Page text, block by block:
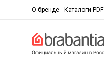
О бренде Каталоги PDF